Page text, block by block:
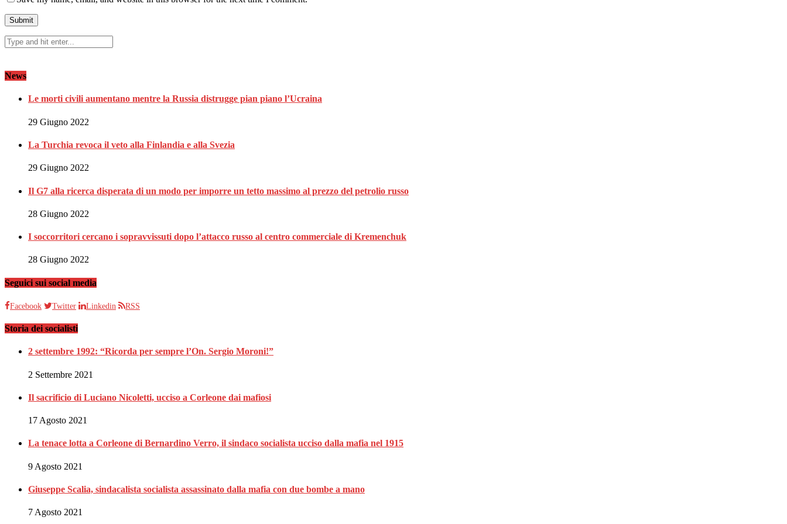
News
Le morti civili aumentano mentre la Russia distrugge pian piano l’Ucraina
29 Giugno 2022
La Turchia revoca il veto alla Finlandia e alla Svezia
29 Giugno 2022
Il G7 alla ricerca disperata di un modo per imporre un tetto massimo al prezzo del petrolio russo
28 Giugno 2022
I soccorritori cercano i sopravvissuti dopo l’attacco russo al centro commerciale di Kremenchuk
28 Giugno 2022
Seguici sui social media
Facebook Twitter Linkedin RSS
Storia dei socialisti
2 settembre 1992: “Ricorda per sempre l’On. Sergio Moroni!”
2 Settembre 2021
Il sacrificio di Luciano Nicoletti, ucciso a Corleone dai mafiosi
17 Agosto 2021
La tenace lotta a Corleone di Bernardino Verro, il sindaco socialista ucciso dalla mafia nel 1915
9 Agosto 2021
Giuseppe Scalia, sindacalista socialista assassinato dalla mafia con due bombe a mano
7 Agosto 2021